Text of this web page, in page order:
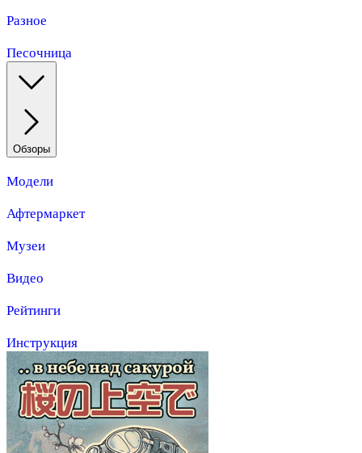
Разное
Песочница
Обзоры
Модели
Афтермаркет
Музеи
Видео
Рейтинги
Инструкция